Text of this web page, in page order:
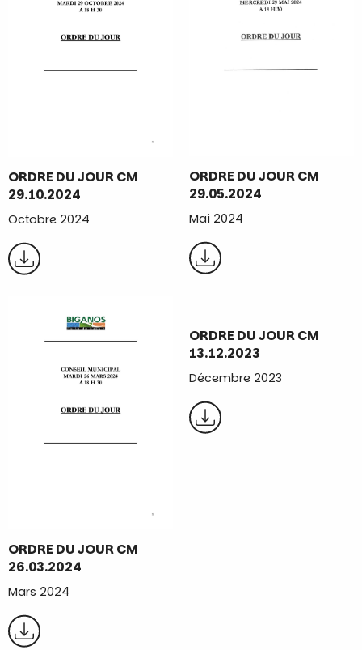
ORDRE DU JOUR CM
29.10.2024
Octobre 2024
ORDRE DU JOUR CM
29.05.2024
Mai 2024
ORDRE DU JOUR CM
26.03.2024
Mars 2024
ORDRE DU JOUR CM
13.12.2023
Décembre 2023